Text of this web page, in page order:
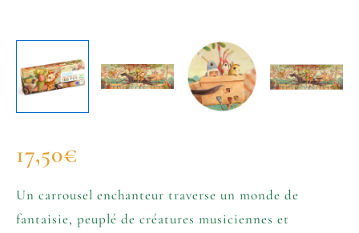
17,50€
Un carrousel enchanteur traverse un monde de
fantaisie, peuplé de créatures musiciennes et